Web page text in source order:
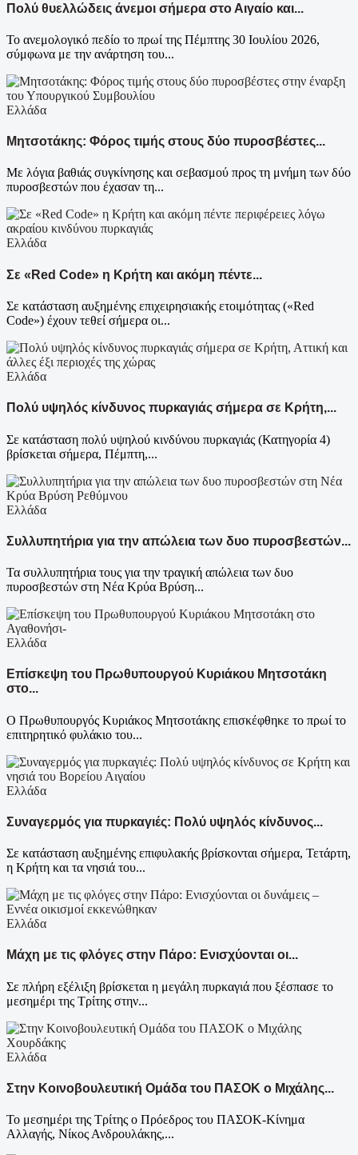
Πολύ θυελλώδεις άνεμοι σήμερα στο Αιγαίο και...
Το ανεμολογικό πεδίο το πρωί της Πέμπτης 30 Ιουλίου 2026,
σύμφωνα με την ανάρτηση του...
Ελλάδα
Μητσοτάκης: Φόρος τιμής στους δύο πυροσβέστες...
Με λόγια βαθιάς συγκίνησης και σεβασμού προς τη μνήμη των δύο
πυροσβεστών που έχασαν τη...
Ελλάδα
Σε «Red Code» η Κρήτη και ακόμη πέντε...
Σε κατάσταση αυξημένης επιχειρησιακής ετοιμότητας («Red
Code») έχουν τεθεί σήμερα οι...
Ελλάδα
Πολύ υψηλός κίνδυνος πυρκαγιάς σήμερα σε Κρήτη,...
Σε κατάσταση πολύ υψηλού κινδύνου πυρκαγιάς (Κατηγορία 4)
βρίσκεται σήμερα, Πέμπτη,...
Ελλάδα
Συλλυπητήρια για την απώλεια των δυο πυροσβεστών...
Τα συλλυπητήρια τους για την τραγική απώλεια των δυο
πυροσβεστών στη Νέα Κρύα Βρύση...
Ελλάδα
Επίσκεψη του Πρωθυπουργού Κυριάκου Μητσοτάκη
στο...
Ο Πρωθυπουργός Κυριάκος Μητσοτάκης επισκέφθηκε το πρωί το
επιτηρητικό φυλάκιο του...
Ελλάδα
Συναγερμός για πυρκαγιές: Πολύ υψηλός κίνδυνος...
Σε κατάσταση αυξημένης επιφυλακής βρίσκονται σήμερα, Τετάρτη,
η Κρήτη και τα νησιά του...
Ελλάδα
Μάχη με τις φλόγες στην Πάρο: Ενισχύονται οι...
Σε πλήρη εξέλιξη βρίσκεται η μεγάλη πυρκαγιά που ξέσπασε το
μεσημέρι της Τρίτης στην...
Ελλάδα
Στην Κοινοβουλευτική Ομάδα του ΠΑΣΟΚ ο Μιχάλης...
Το μεσημέρι της Τρίτης ο Πρόεδρος του ΠΑΣΟΚ-Κίνημα
Αλλαγής, Νίκος Ανδρουλάκης,...